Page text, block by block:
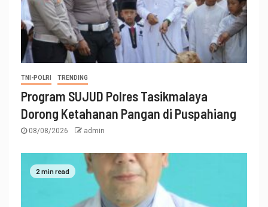
TNI-POLRI TRENDING
Program SUJUD Polres Tasikmalaya
Dorong Ketahanan Pangan di Puspahiang
08/08/2026 admin
2 min read